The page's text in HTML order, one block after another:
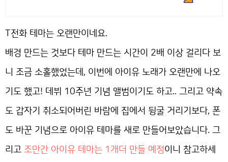
T전화 테마는 오랜만이네요.
배경 만드는 것보다 테마 만드는 시간이 2배 이상 걸리다 보
니 조금 소홀했었는데, 이번에 아이유 노래가 오랜만에 나오
기도 했고! 데뷔 10주년 기념 앨범이기도 하고.. 그리고 약속
도 갑자기 취소되어버린 바람에 집에서 뒹굴 거리기보다, 폰
도 바꾼 기념으로 아이유 테마를 새로 만들어보았습니다. 그
리고 조만간 아이유 테마는 1개더 만들 예정이니 참고하세